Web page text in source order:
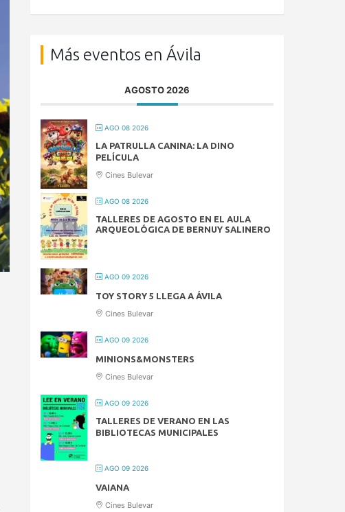
Más eventos en Ávila
AGOSTO 2026
AGO 08 2026
LA PATRULLA CANINA: LA DINO
PELÍCULA
Cines Bulevar
AGO 08 2026
TALLERES DE AGOSTO EN EL AULA
ARQUEOLÓGICA DE BERNUY SALINERO
AGO 09 2026
TOY STORY 5 LLEGA A ÁVILA
Cines Bulevar
AGO 09 2026
MINIONS&MONSTERS
Cines Bulevar
AGO 09 2026
TALLERES DE VERANO EN LAS
BIBLIOTECAS MUNICIPALES
AGO 09 2026
VAIANA
Cines Bulevar